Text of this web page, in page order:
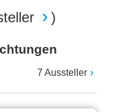
)
7 Aussteller